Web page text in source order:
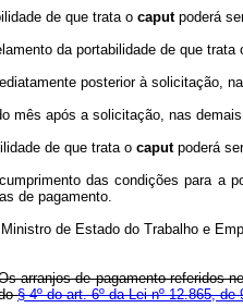
de que trata o caput poderá
da portabilidade de que trata
posterior à solicitação,
mês após a solicitação, nas
de que trata o caput poderá
das condições para a
de pagamento.
de Estado do Trabalho e
arranjos de pagamento referidos
§ 4º do art. 6º da Lei nº 12.865,